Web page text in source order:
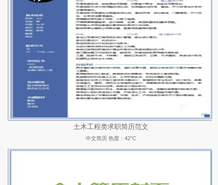
土木工程类求职简历范文
中文简历 热度：42°C